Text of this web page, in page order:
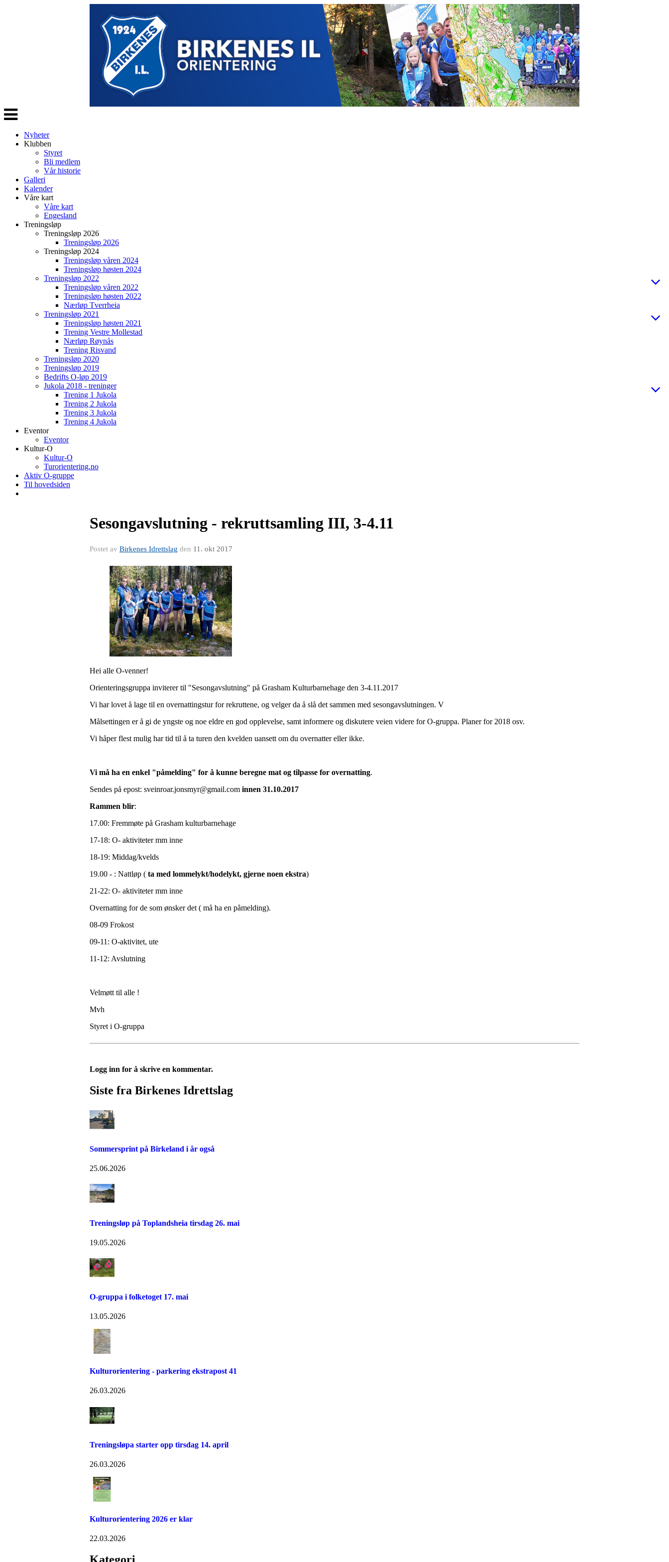
Veksle
navigasjon
Nyheter
Klubben
Styret
Bli medlem
Vår historie
Galleri
Kalender
Våre kart
Våre kart
Engesland
Treningsløp
Treningsløp 2026
Treningsløp 2026
Treningsløp 2024
Treningsløp våren 2024
Treningsløp høsten 2024
Treningsløp 2022
Treningsløp våren 2022
Treningsløp høsten 2022
Nærløp Tverrheia
Treningsløp 2021
Treningsløp høsten 2021
Trening Vestre Mollestad
Nærløp Røynås
Trening Risvand
Treningsløp 2020
Treningsløp 2019
Bedrifts O-løp 2019
Jukola 2018 - treninger
Trening 1 Jukola
Trening 2 Jukola
Trening 3 Jukola
Trening 4 Jukola
Eventor
Eventor
Kultur-O
Kultur-O
Turorientering.no
Aktiv O-gruppe
Til hovedsiden
Sesongavslutning - rekruttsamling III, 3-4.11
Postet av Birkenes Idrettslag den 11. okt 2017
Hei alle O-venner!
Orienteringsgruppa inviterer til "Sesongavslutning" på Grasham Kulturbarnehage den 3-4.11.2017
Vi har lovet å lage til en overnattingstur for rekruttene, og velger da å slå det sammen med sesongavslutningen. V
Målsettingen er å gi de yngste og noe eldre en god opplevelse, samt informere og diskutere veien videre for O-gruppa. Planer for 2018 osv.
Vi håper flest mulig har tid til å ta turen den kvelden uansett om du overnatter eller ikke.
Vi må ha en enkel "påmelding" for å kunne beregne mat og tilpasse for overnatting.
Sendes på epost: sveinroar.jonsmyr@gmail.com innen 31.10.2017
Rammen blir:
17.00: Fremmøte på Grasham kulturbarnehage
17-18: O- aktiviteter mm inne
18-19: Middag/kvelds
19.00 - : Nattløp ( ta med lommelykt/hodelykt, gjerne noen ekstra)
21-22: O- aktiviteter mm inne
Overnatting for de som ønsker det ( må ha en påmelding).
08-09 Frokost
09-11: O-aktivitet, ute
11-12: Avslutning
Velmøtt til alle !
Mvh
Styret i O-gruppa
Logg inn for å skrive en kommentar.
Siste fra Birkenes Idrettslag
Sommersprint på Birkeland i år også
25.06.2026
Treningsløp på Toplandsheia tirsdag 26. mai
19.05.2026
O-gruppa i folketoget 17. mai
13.05.2026
Kulturorientering - parkering ekstrapost 41
26.03.2026
Treningsløpa starter opp tirsdag 14. april
26.03.2026
Kulturorientering 2026 er klar
22.03.2026